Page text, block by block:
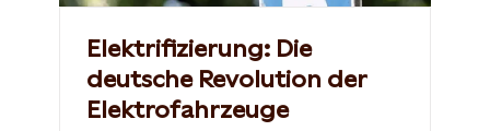
Elektrifizierung: Die
deutsche Revolution der
Elektrofahrzeuge